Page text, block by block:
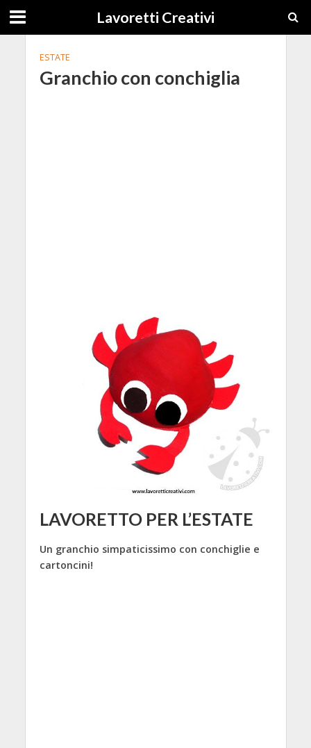
Lavoretti Creativi
ESTATE
Granchio con conchiglia
LAVORETTO PER L’ESTATE
Un granchio simpaticissimo con conchiglie e
cartoncini!